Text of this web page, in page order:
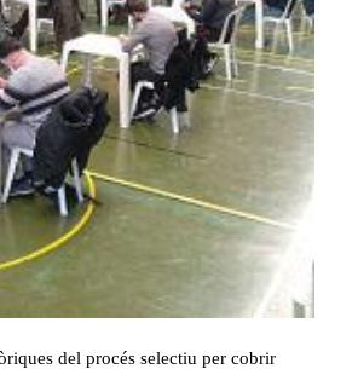
del procés selectiu per cobrir